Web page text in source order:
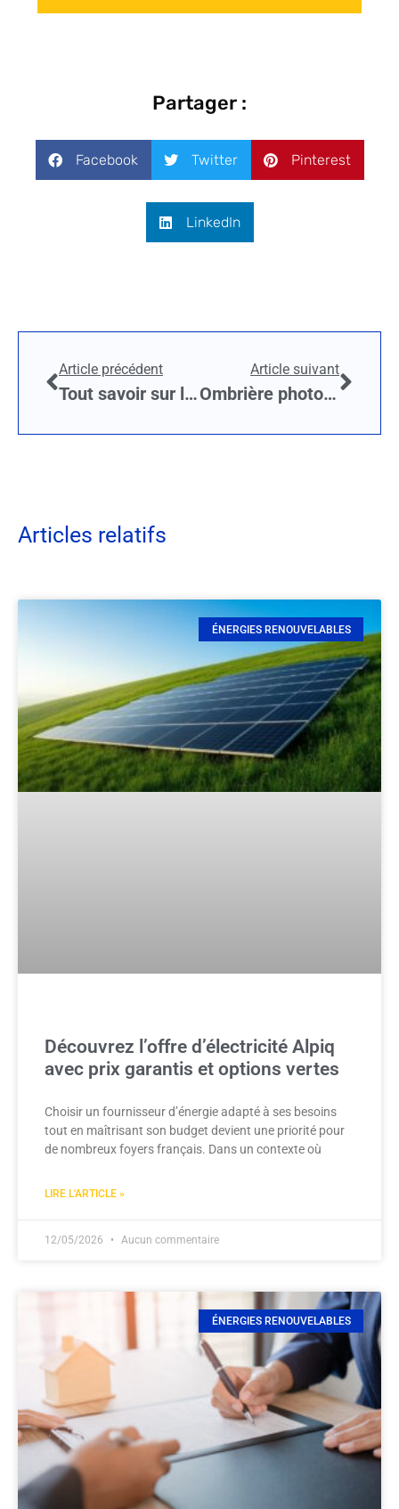
Partager :
Facebook Twitter Pinterest
LinkedIn
Article précédent
Tout savoir sur les parcs éoliens en mer
Article suivant
Ombrière photovoltaïque, une obligation pour les propriétaires
Articles relatifs
ÉNERGIES RENOUVELABLES
Découvrez l’offre d’électricité Alpiq
avec prix garantis et options vertes
Choisir un fournisseur d’énergie adapté à ses besoins
tout en maîtrisant son budget devient une priorité pour
de nombreux foyers français. Dans un contexte où
LIRE L'ARTICLE »
12/05/2026 Aucun commentaire
ÉNERGIES RENOUVELABLES